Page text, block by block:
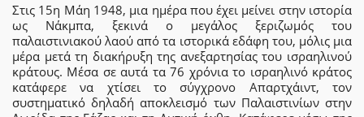
Στις 15η Μάη 1948, μια ημέρα που έχει μείνει στην ιστορία
ως Νάκμπα, ξεκινά ο μεγάλος ξεριζωμός του
παλαιστινιακού λαού από τα ιστορικά εδάφη του, μόλις μια
μέρα μετά τη διακήρυξη της ανεξαρτησίας του ισραηλινού
κράτους. Μέσα σε αυτά τα 76 χρόνια το ισραηλινό κράτος
κατάφερε να χτίσει το σύγχρονο Απαρτχάιντ, τον
συστηματικό δηλαδή αποκλεισμό των Παλαιστινίων στην